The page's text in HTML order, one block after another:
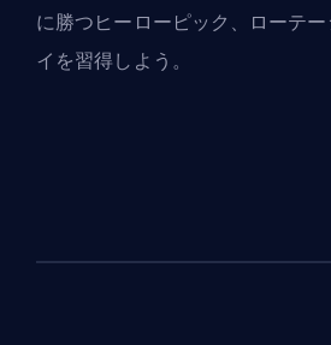
に勝つヒーローピック、ローテ
イを習得しよう。